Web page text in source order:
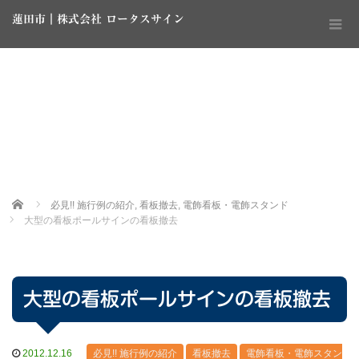
蓮田市｜株式会社 ロータスサイン
Home 必見!! 施行例の紹介, 看板撤去, 電飾看板・電飾スタンド
大型の看板ポールサインの看板撤去
大型の看板ポールサインの看板撤去
2012.12.16 必見!! 施行例の紹介 看板撤去 電飾看板・電飾スタン